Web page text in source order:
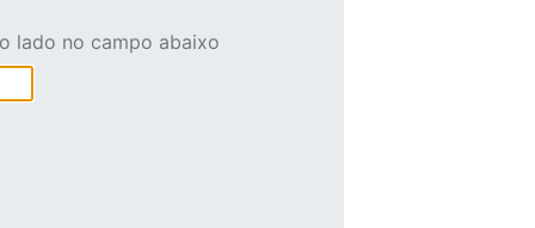
lado no campo abaixo